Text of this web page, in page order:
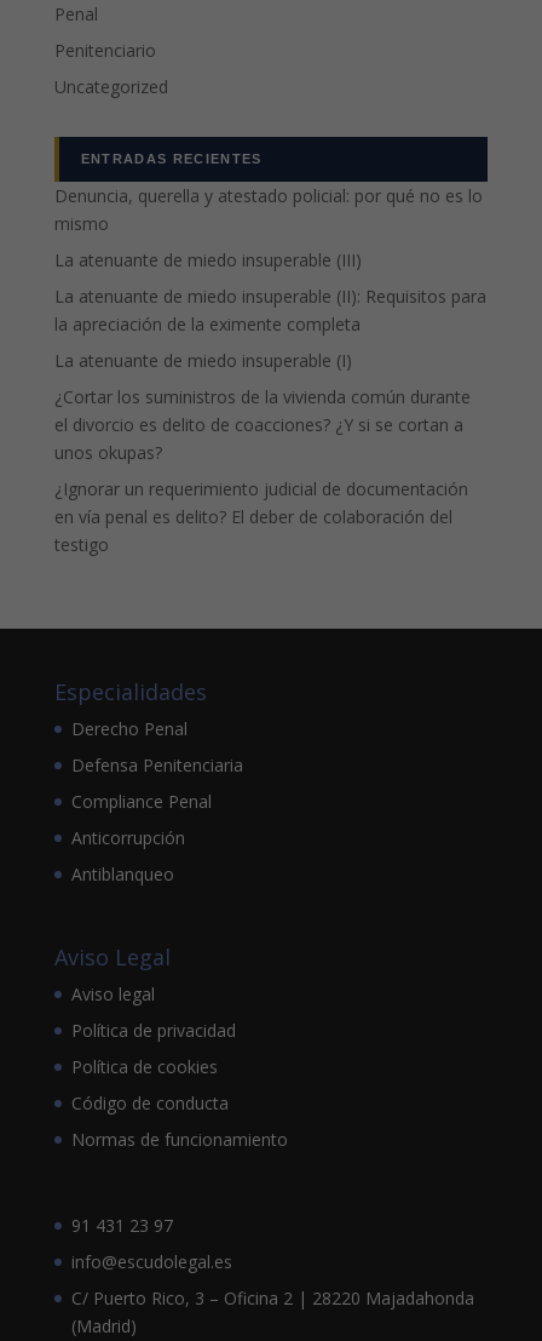
Penal
Penitenciario
Uncategorized
ENTRADAS RECIENTES
Denuncia, querella y atestado policial: por qué no es lo
mismo
La atenuante de miedo insuperable (III)
La atenuante de miedo insuperable (II): Requisitos para
la apreciación de la eximente completa
La atenuante de miedo insuperable (I)
¿Cortar los suministros de la vivienda común durante
el divorcio es delito de coacciones? ¿Y si se cortan a
unos okupas?
¿Ignorar un requerimiento judicial de documentación
en vía penal es delito? El deber de colaboración del
testigo
Especialidades
Derecho Penal
Defensa Penitenciaria
Compliance Penal
Anticorrupción
Antiblanqueo
Aviso Legal
Aviso legal
Política de privacidad
Política de cookies
Código de conducta
Normas de funcionamiento
91 431 23 97
info@escudolegal.es
C/ Puerto Rico, 3 – Oficina 2 | 28220 Majadahonda
(Madrid)